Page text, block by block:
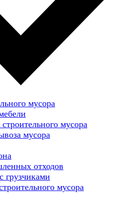
мусора
мусора
мусора
отходов
грузчиками
мусора